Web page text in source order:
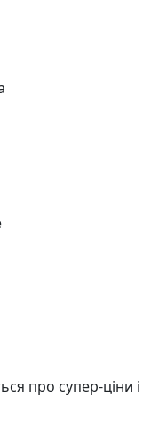
про супер-ціни і